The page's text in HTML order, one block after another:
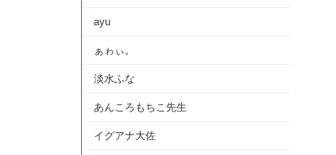
ayu
ぁゎぃ。
淡水ふな
あんころもちこ先生
イグアナ大佐